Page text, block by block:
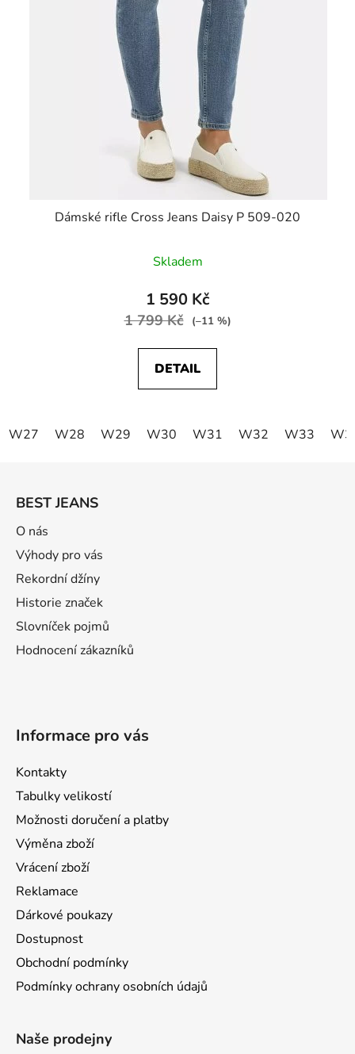
Dámské rifle Cross Jeans Daisy P 509-020
Skladem
1 590 Kč
1 799 Kč (–11 %)
DETAIL
W27 W28 W29 W30 W31 W32 W33
BEST JEANS
O nás
Výhody pro vás
Rekordní džíny
Historie značek
Slovníček pojmů
Hodnocení zákazníků
Informace pro vás
Kontakty
Tabulky velikostí
Možnosti doručení a platby
Výměna zboží
Vrácení zboží
Reklamace
Dárkové poukazy
Dostupnost
Obchodní podmínky
Podmínky ochrany osobních údajů
Naše prodejny